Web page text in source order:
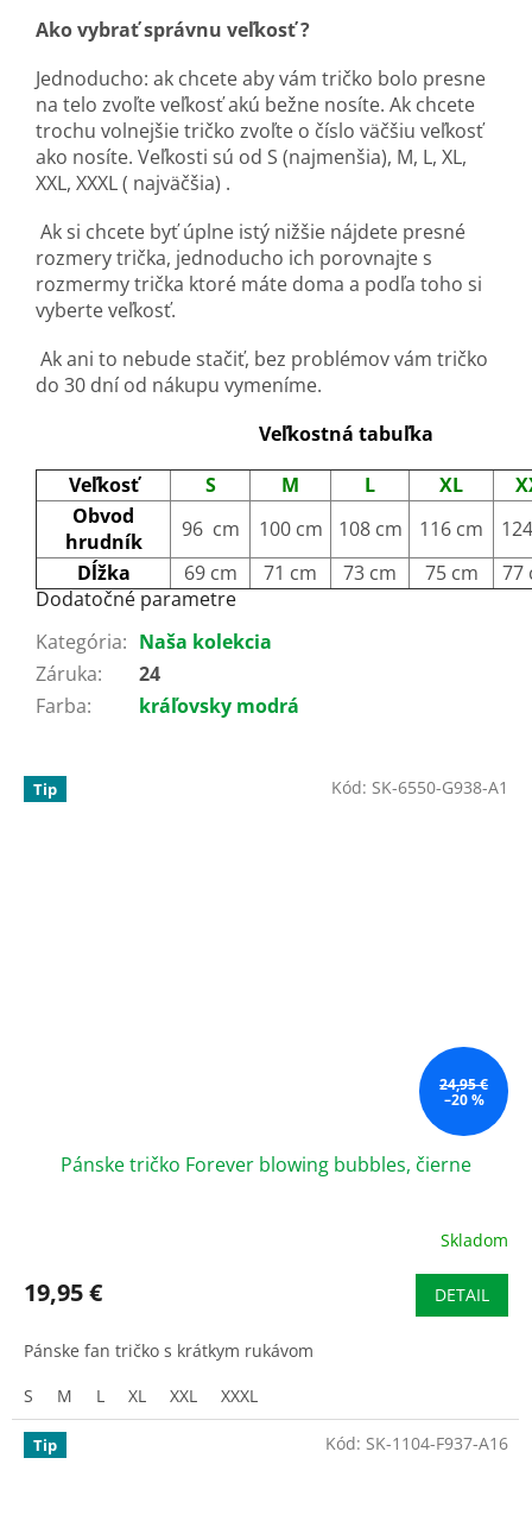
Ako vybrať správnu veľkosť ?
Jednoducho: ak chcete aby vám tričko bolo presne
na telo zvoľte veľkosť akú bežne nosíte. Ak chcete
trochu volnejšie tričko zvoľte o číslo väčšiu veľkosť
ako nosíte. Veľkosti sú od S (najmenšia), M, L, XL,
XXL, XXXL ( najväčšia) .
Ak si chcete byť úplne istý nižšie nájdete presné
rozmery trička, jednoducho ich porovnajte s
rozmermy trička ktoré máte doma a podľa toho si
vyberte veľkosť.
Ak ani to nebude stačiť, bez problémov vám tričko
do 30 dní od nákupu vymeníme.
Veľkostná tabuľka
Veľkosť
S M L XL
Obvod
hrudník
96 cm 100 cm 108 cm 116 cm
Dĺžka
69 cm 71 cm 73 cm 75 cm
77
Dodatočné parametre
Kategória: Naša kolekcia
Záruka:
24
Farba: kráľovsky modrá
Tip
24,95 €
–20 %
Pánske tričko Forever blowing bubbles, čierne
Skladom
19,95 € DETAIL
Pánske fan tričko s krátkym rukávom
S
M L XL XXL XXXL
Kód: SK-6550-G938-A1
Tip Kód: SK-1104-F937-A16